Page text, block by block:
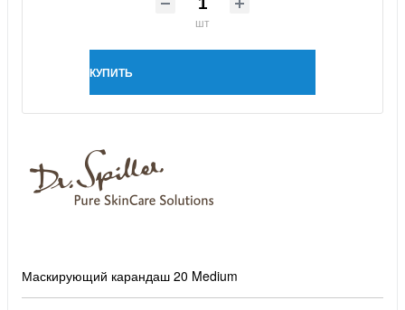
шт
КУПИТЬ
Маскирующий карандаш 20 Medium